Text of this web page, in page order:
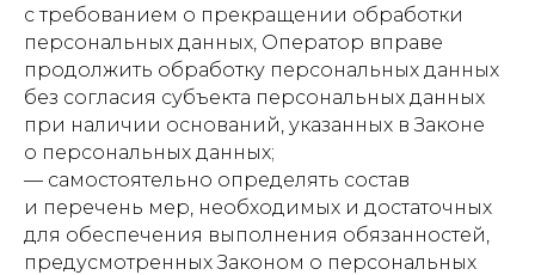
с требованием о прекращении обработки
персональных данных, Оператор вправе
продолжить обработку персональных данных
без согласия субъекта персональных данных
при наличии оснований, указанных в Законе
о персональных данных;
— самостоятельно определять состав
и перечень мер, необходимых и достаточных
для обеспечения выполнения обязанностей,
предусмотренных Законом о персональных